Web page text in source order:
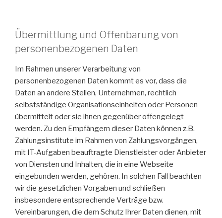
Übermittlung und Offenbarung von
personenbezogenen Daten
Im Rahmen unserer Verarbeitung von
personenbezogenen Daten kommt es vor, dass die
Daten an andere Stellen, Unternehmen, rechtlich
selbstständige Organisationseinheiten oder Personen
übermittelt oder sie ihnen gegenüber offengelegt
werden. Zu den Empfängern dieser Daten können z.B.
Zahlungsinstitute im Rahmen von Zahlungsvorgängen,
mit IT-Aufgaben beauftragte Dienstleister oder Anbieter
von Diensten und Inhalten, die in eine Webseite
eingebunden werden, gehören. In solchen Fall beachten
wir die gesetzlichen Vorgaben und schließen
insbesondere entsprechende Verträge bzw.
Vereinbarungen, die dem Schutz Ihrer Daten dienen, mit